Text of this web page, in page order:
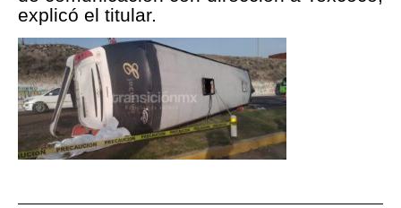
explicó el titular.